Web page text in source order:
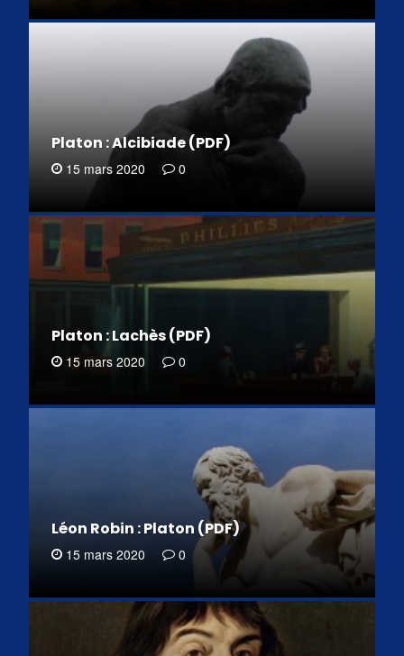
Platon : Alcibiade (PDF)
15 mars 2020 0
Platon : Lachès (PDF)
15 mars 2020 0
Léon Robin : Platon (PDF)
15 mars 2020 0